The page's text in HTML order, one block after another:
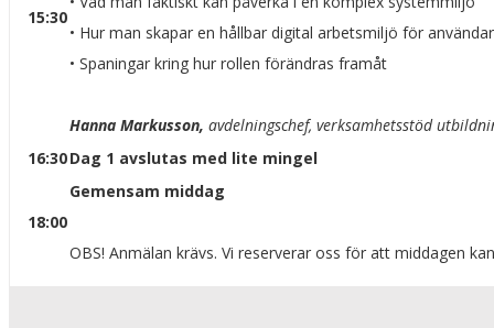
15:30
• Hur man skapar en hållbar digital arbetsmiljö för
• Spaningar kring hur rollen förändras framåt
Hanna Markusson, avdelningschef, verksamhetsstöd
16:30Dag 1 avslutas med lite mingel
18:00
Gemensam middag
OBS! Anmälan krävs. Vi reserverar oss för att middagen